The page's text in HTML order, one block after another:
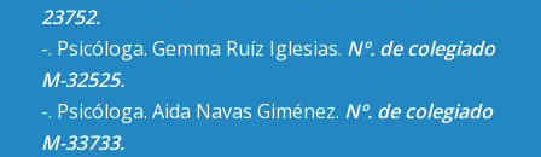
23752.
-. Psicóloga. Gemma Ruíz Iglesias. Nº. de colegiado
M-32525.
-. Psicóloga. Aida Navas Giménez. Nº. de colegiado
M-33733.